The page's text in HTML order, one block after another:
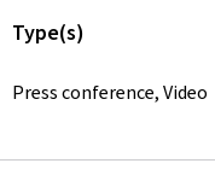
Type(s)
Press conference, Video